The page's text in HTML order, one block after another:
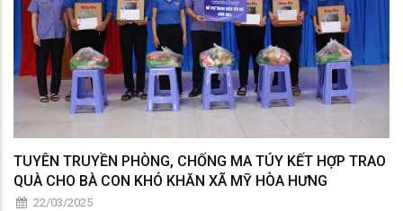
TUYÊN TRUYỀN PHÒNG, CHỐNG MA TÚY KẾT HỢP TRAO
QUÀ CHO BÀ CON KHÓ KHĂN XÃ MỸ HÒA HƯNG
22/03/2025